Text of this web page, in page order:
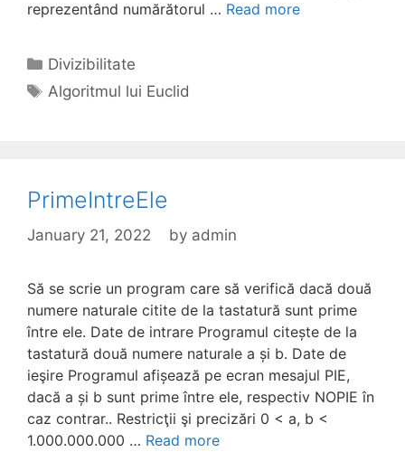
reprezentând numărătorul … Read more
Categories
Divizibilitate
Tags
Algoritmul lui Euclid
PrimeIntreEle
January 21, 2022 by admin
Să se scrie un program care să verifică dacă două
numere naturale citite de la tastatură sunt prime
între ele. Date de intrare Programul citește de la
tastatură două numere naturale a și b. Date de
ieşire Programul afișează pe ecran mesajul PIE,
dacă a și b sunt prime între ele, respectiv NOPIE în
caz contrar.. Restricţii şi precizări 0 < a, b <
1.000.000.000 … Read more